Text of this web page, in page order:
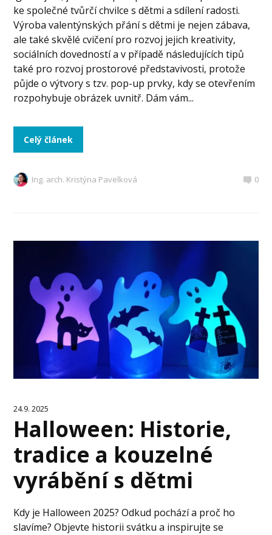
ke společné tvůrčí chvilce s dětmi a sdílení radosti.
Výroba valentýnských přání s dětmi je nejen zábava,
ale také skvělé cvičení pro rozvoj jejich kreativity,
sociálních dovedností a v případě následujících tipů
také pro rozvoj prostorové představivosti, protože
půjde o výtvory s tzv. pop-up prvky, kdy se otevřením
rozpohybuje obrázek uvnitř. Dám vám...
Celý článek
Ing. arch. Kristýna Pavelková 0
24.9. 2025
Halloween: Historie,
tradice a kouzelné
vyrábění s dětmi
Kdy je Halloween 2025? Odkud pochází a proč ho
slavíme? Objevte historii svátku a inspirujte se